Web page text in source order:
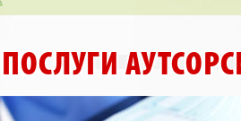
ПОСЛУГИ